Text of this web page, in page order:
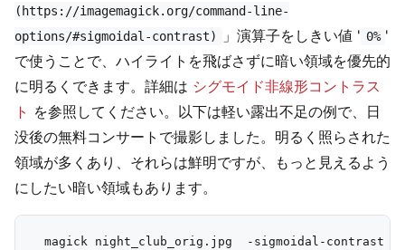
(https://imagemagick.org/command-line-
options/#sigmoidal-contrast)
」演算子をしきい値 ' 0% '
で使うことで、ハイライトを飛ばさずに暗い領域を優先的
に明るくできます。詳細は シグモイド非線形コントラス
ト を参照してください。以下は軽い露出不足の例で、日
没後の無料コンサートで撮影しました。明るく照らされた
領域が多くあり、それらは鮮明ですが、もっと見えるよう
にしたい暗い領域もあります。